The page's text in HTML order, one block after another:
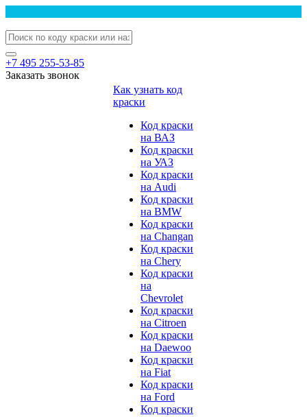
+7 495 255-53-85
Заказать звонок
Как узнать код
краски
Код краски
на ВАЗ
Код краски
на УАЗ
Код краски
на Audi
Код краски
на BMW
Код краски
на Changan
Код краски
на Chery
Код краски
на
Chevrolet
Код краски
на Citroen
Код краски
на Daewoo
Код краски
на Fiat
Код краски
на Ford
Код краски